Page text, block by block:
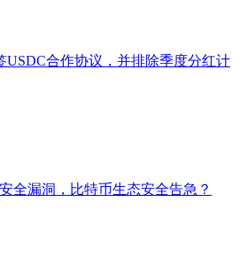
USDC合作协议，并排除季度分红计
全漏洞，比特币生态安全告急？